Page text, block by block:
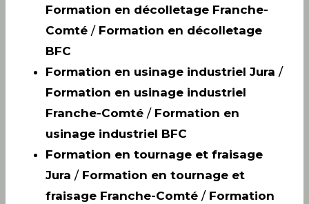
Formation en décolletage Franche-
Comté / Formation en décolletage
BFC
Formation en usinage industriel Jura /
Formation en usinage industriel
Franche-Comté / Formation en
usinage industriel BFC
Formation en tournage et fraisage
Jura / Formation en tournage et
fraisage Franche-Comté / Formation